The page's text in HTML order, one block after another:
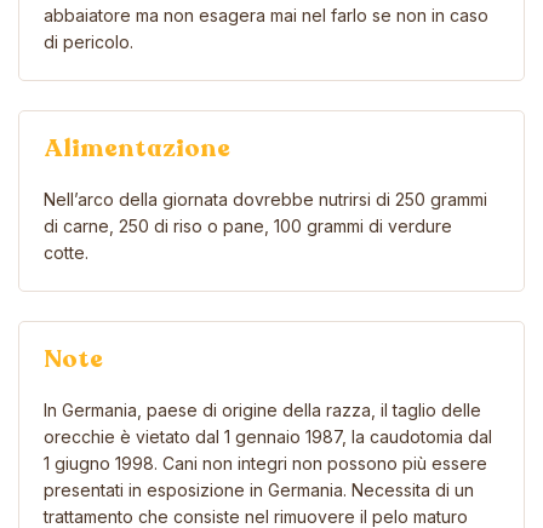
abbaiatore ma non esagera mai nel farlo se non in caso
di pericolo.
Alimentazione
Nell’arco della giornata dovrebbe nutrirsi di 250 grammi
di carne, 250 di riso o pane, 100 grammi di verdure
cotte.
Note
In Germania, paese di origine della razza, il taglio delle
orecchie è vietato dal 1 gennaio 1987, la caudotomia dal
1 giugno 1998. Cani non integri non possono più essere
presentati in esposizione in Germania. Necessita di un
trattamento che consiste nel rimuovere il pelo maturo